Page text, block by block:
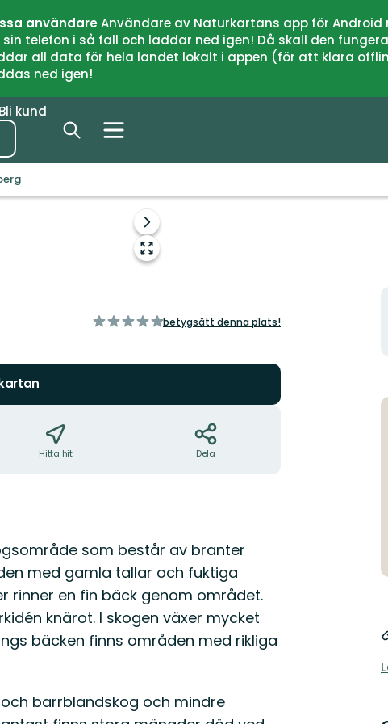
användareAnvändare av Naturkartans app för
telefon i så fall och laddar ned igen! Då skall den
all data för hela landet lokalt i appen (för att klara
ned igen!
Bli kund
Gå
till
Nästa
bildspel
av
betygsätt denna plats!
Hitta hit Dela
som består av branter
med gamla tallar och fuktiga
rinner en fin bäck genom området.
knärot. I skogen växer mycket
bäcken finns områden med rikliga
barrblandskog och mindre